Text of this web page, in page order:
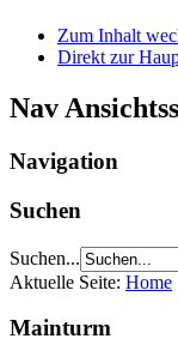
Zum Inhalt
Direkt zur
Nav
Navigation
Suchen
Suchen...
Aktuelle Seite: Home
Mainturm